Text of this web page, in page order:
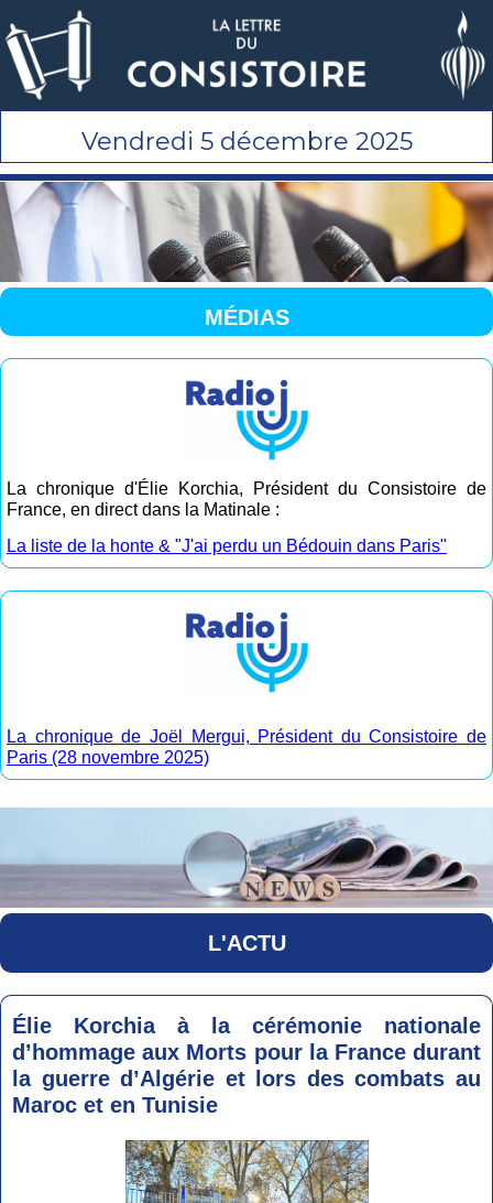
Vendredi 5 décembre 2025
MÉDIAS
La chronique d'Élie Korchia, Président du Consistoire de
France, en direct dans la Matinale :
La liste de la honte & "J'ai perdu un Bédouin dans Paris"
La chronique de Joël Mergui, Président du Consistoire de
Paris (28 novembre 2025)
L'ACTU
Élie Korchia à la cérémonie nationale
d’hommage aux Morts pour la France durant
la guerre d’Algérie et lors des combats au
Maroc et en Tunisie